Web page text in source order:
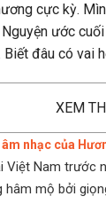
cực kỳ.
ước
đâu có vai
XEM
nhạc của
Việt Nam trước
hâm mộ bởi